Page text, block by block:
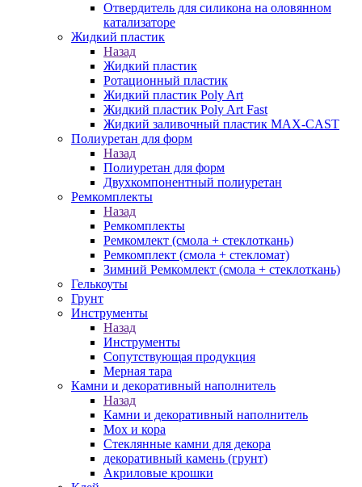
Отвердитель для силикона на оловянном
катализаторе
Жидкий пластик
Назад
Жидкий пластик
Ротационный пластик
Жидкий пластик Poly Art
Жидкий пластик Poly Art Fast
Жидкий заливочный пластик MAX-CAST
Полиуретан для форм
Назад
Полиуретан для форм
Двухкомпонентный полиуретан
Ремкомплекты
Назад
Ремкомплекты
Ремкомлект (смола + стеклоткань)
Ремкомплект (смола + стекломат)
Зимний Ремкомлект (смола + стеклоткань)
Гелькоуты
Грунт
Инструменты
Назад
Инструменты
Сопутствующая продукция
Мерная тара
Камни и декоративный наполнитель
Назад
Камни и декоративный наполнитель
Мох и кора
Стеклянные камни для декора
декоративный камень (грунт)
Акриловые крошки